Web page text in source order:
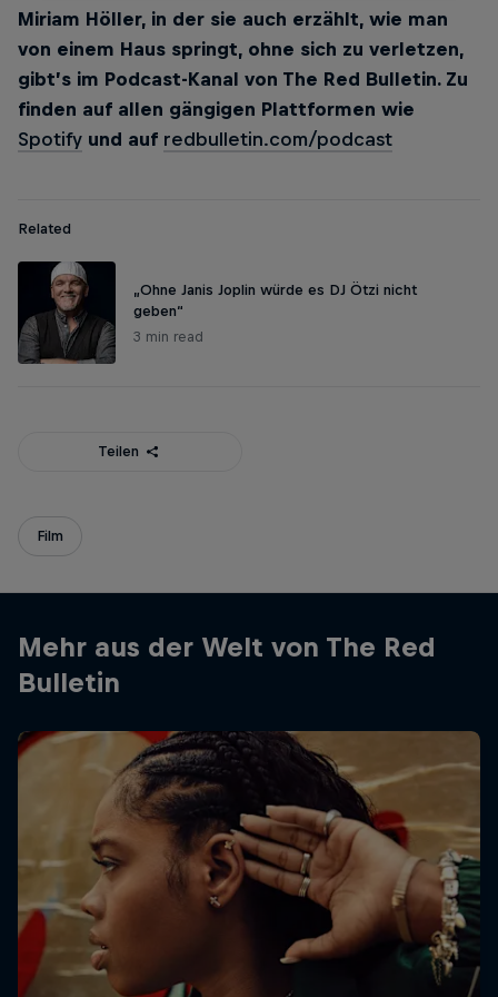
Miriam Höller, in der sie auch erzählt, wie man
von einem Haus springt, ohne sich zu verletzen,
gibt’s im Podcast-Kanal von The Red Bulletin. Zu
finden auf allen gängigen Plattformen wie
Spotify und auf redbulletin.com/podcast
Related
„Ohne Janis Joplin würde es DJ Ötzi nicht
geben“
3 min read
Teilen
Film
Mehr aus der Welt von The Red
Bulletin